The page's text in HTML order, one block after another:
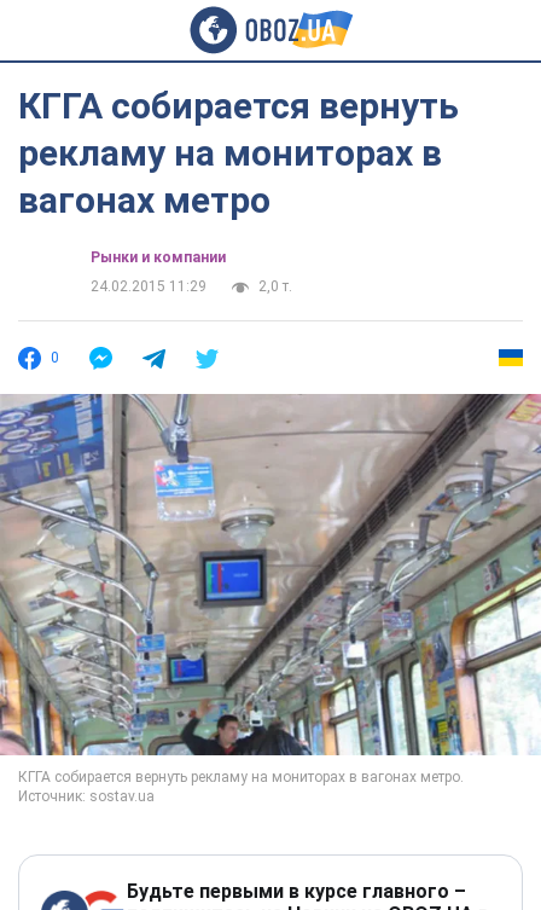
КГГА собирается вернуть
рекламу на мониторах в
вагонах метро
Рынки и компании
24.02.2015 11:29
2,0 т.
0
Будьте первыми в курсе главного –